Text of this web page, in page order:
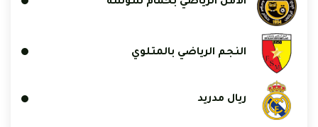
النجم الرياضي بالمتلوي
ريال مدريد